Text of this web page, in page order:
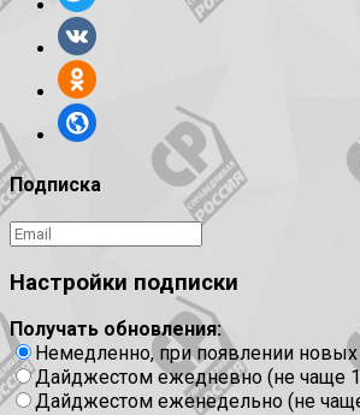
Подписка
Настройки подписки
Получать обновления:
Немедленно, при появлении
Дайджестом ежедневно (не чаще 1
Дайджестом еженедельно (не